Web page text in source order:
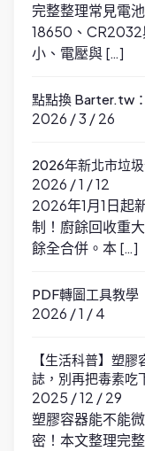
完整整理常見電
18650、CR2032
小、電壓與 […]
點點換 Barter.tw
2026 / 3 / 26
2026年新北市垃
2026 / 1 / 12
2026年1月1日起
制！廚餘回收重
餘全合併。本 […]
PDF轉圖工具教學
2026 / 1 / 4
【生活科普】塑
誌，別再把毒素吃
2025 / 12 / 29
塑膠容器能不能
密！本文整理完